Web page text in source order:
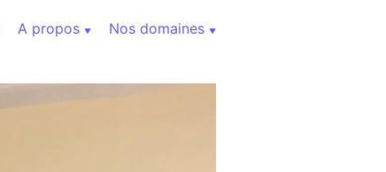
A propos Nos domaines